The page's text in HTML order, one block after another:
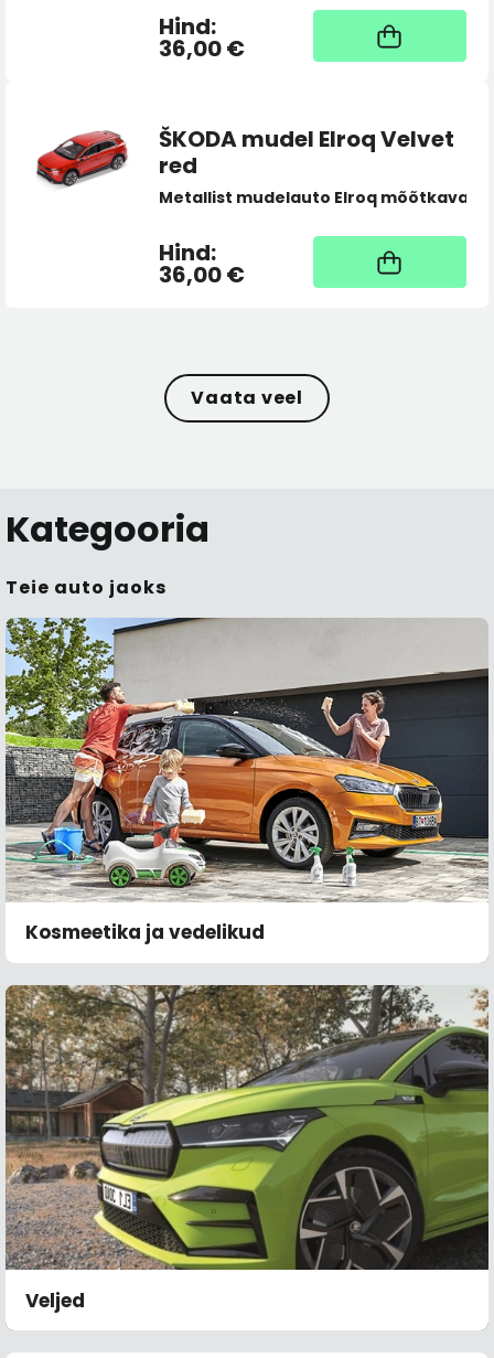
Race sinine
Materjal:
1:43
Kaal:
187g
Hind:
36,00 €
Kaup tootja laos, tarne
üldjuhul 4 tööpäeva
ŠKODA mudel Elroq Velvet
red
Metallist mudelauto Elroq mõõtkavas
Hind:
36,00 €
Kaup tootja laos, tarne
üldjuhul 4 tööpäeva
Vaata veel
Kategooria
Teie auto jaoks
Kosmeetika ja vedelikud
Veljed